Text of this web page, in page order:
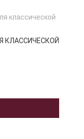
КЛАССИЧЕСКОЙ